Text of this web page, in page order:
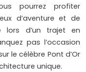
pourrez profiter
d’aventure et de
lors d’un trajet en
pas l’occasion
le célèbre Pont d’Or
unique.